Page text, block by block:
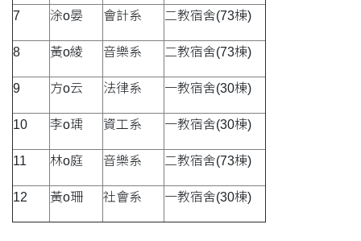
7 涂o晏 會計系 二教宿舍(73棟)
8 黃o綾 音樂系 二教宿舍(73棟)
9 方o云 法律系 一教宿舍(30棟)
10 李o瑀 資工系 一教宿舍(30棟)
11 林o庭 音樂系 二教宿舍(73棟)
12 黃o珊 社會系 一教宿舍(30棟)